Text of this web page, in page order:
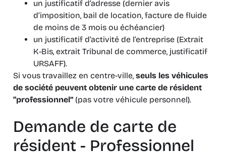
un justificatif d’adresse (dernier avis
d’imposition, bail de location, facture de fluide
de moins de 3 mois ou échéancier)
un justificatif d’activité de l’entreprise (Extrait
K-Bis, extrait Tribunal de commerce, justificatif
URSAFF).
Si vous travaillez en centre-ville, seuls les véhicules
de société peuvent obtenir une carte de résident
“professionnel” (pas votre véhicule personnel).
Demande de carte de
résident - Professionnel